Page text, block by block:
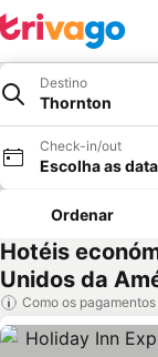
Destino
Thornton
Check-in/out
Escolha as
Ordenar
Hotéis
Unidos da
Como os